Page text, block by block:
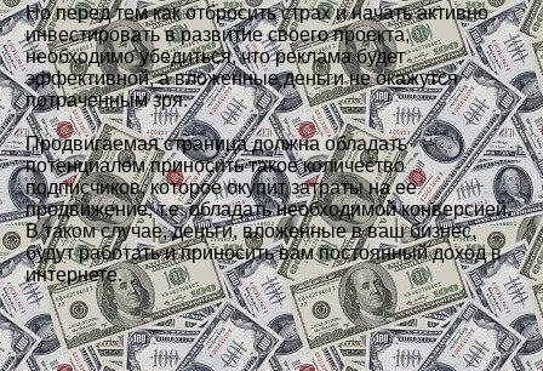
Но перед тем как отбросить страх и начать активно
инвестировать в развитие своего проекта,
необходимо убедиться, что реклама будет
эффективной, а вложенные деньги не окажутся
потраченным зря.
Продвигаемая страница должна обладать
потенциалом приносить такое количество
подписчиков, которое окупит затраты на ее
продвижение, т.е. обладать необходимой конверсией.
В таком случае, деньги, вложенные в ваш бизнес,
будут работать и приносить вам постоянный доход в
интернете.